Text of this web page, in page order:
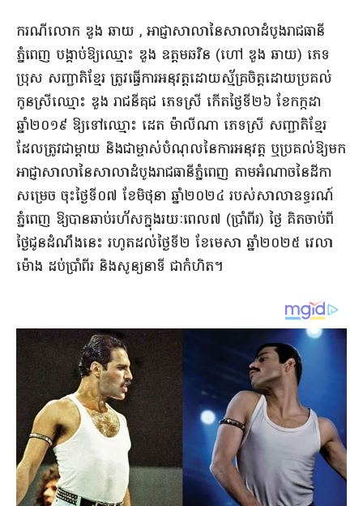
ករណីលោក ឌួង ឆាយ , អាជ្ញាសាលានៃសាលាដំបូងរាជធានី
ភ្នំពេញ បង្គាប់ឱ្យឈ្មោះ ឌួង ឧត្តមឆវិន (ហៅ ឌួង ឆាយ) ភេទ
ប្រុស សញ្ជាតិខ្មែរ ត្រូវធ្វើការអនុវត្តដោយស្ម័គ្រចិត្តដោយប្រគល់
កូនស្រីឈ្មោះ ឌួង រាជនីគុជ ភេទស្រី កើតថ្ងៃទី២៦ ខែកក្កដា
ឆ្នាំ២០១៩ ឱ្យទៅឈ្មោះ ដេត ម៉ាលីណា ភេទស្រី សញ្ជាតិខ្មែរ
ដែលត្រូវជាម្តាយ និងជាម្ចាស់បំណុលនៃការអនុវត្ត ឬប្រគល់ឱ្យមក
អាជ្ញាសាលានៃសាលាដំបូងរាជធានីភ្នំពេញ តាមអំណាចនៃដីកា
សម្រេច ចុះថ្ងៃទី០៧ ខែមិថុនា ឆ្នាំ២០២៤ របស់សាលាឧទ្ធរណ៍
ភ្នំពេញ ឱ្យបានឆាប់រហ័សក្នុងរយៈពេល៧ (ប្រាំពីរ) ថ្ងៃ គិតចាប់ពី
ថ្ងៃជូនដំណឹងនេះ រហូតដល់ថ្ងៃទី២ ខែមេសា ឆ្នាំ២០២៥ វេលា
ម៉ោង ដប់ប្រាំពីរ និងសូន្យនាទី ជាកំហិត។